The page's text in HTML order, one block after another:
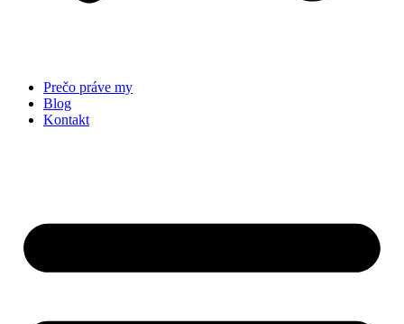
Prečo práve my
Blog
Kontakt